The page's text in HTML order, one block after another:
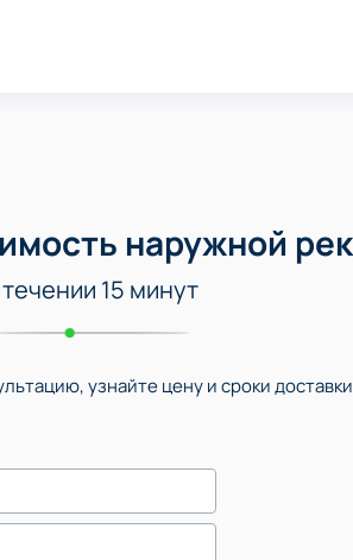
наружной
15 минут
узнайте цену и сроки